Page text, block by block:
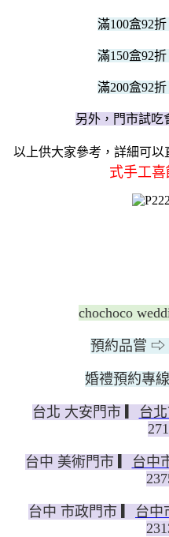
滿100盒92
滿150盒92
滿200盒92
另外，門市試吃
以上供大家參考，詳細可以
式手工喜
chochoco
預約品嘗 ⇨
婚禮預約專
台北 大安門市 ▎ 台
台中 美術門市 ▎ 台中
台中 市政門市 ▎ 台中